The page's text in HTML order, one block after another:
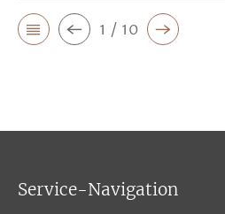
1 / 10
Service-Navigation